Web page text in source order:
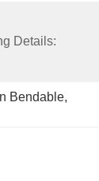
Details:
Bendable,